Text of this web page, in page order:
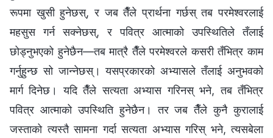
रूपमा खुसी हुनेछस्, र जब तैँले प्रार्थना गर्छस् तब परमेश्‍वरलाई
महसुस गर्न सक्‍नेछस्, र पवित्र आत्माको उपस्थितिले तँलाई
छोड्नुभएको हुनेछैन—तब मात्रै तैँले परमेश्‍वरले कसरी तँभित्र काम
गर्नुहुन्छ सो जान्‍नेछस्। यसप्रकारको अभ्यासले तँलाई अनुभवको
मार्ग दिनेछ। यदि तैँले सत्यता अभ्यास गरिनस् भने, तब तँभित्र
पवित्र आत्माको उपस्थिति हुनेछैन। तर जब तैँले कुनै कुरालाई
जस्ताको त्यस्तै सामना गर्दा सत्यता अभ्यास गरिस् भने, त्यसबेला